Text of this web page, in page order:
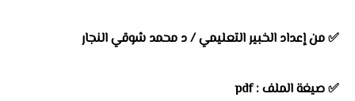
✅من إعداد الخبير التعليمي / د محمد شوقي النجار
✅ صيغة الملف : pdf